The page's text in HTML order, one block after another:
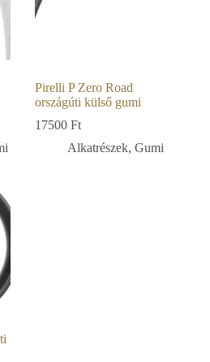
Pirelli P Zero Road
országúti külső gumi
17500Ft
Alkatrészek,Gumi